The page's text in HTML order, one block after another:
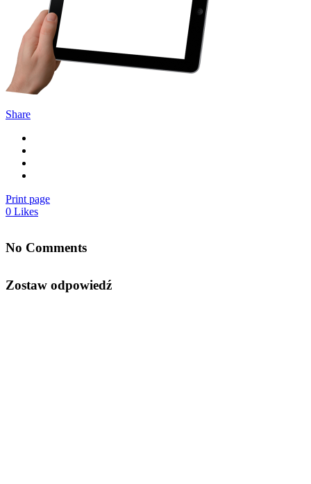
Share
Print page
0 Likes
No Comments
Zostaw odpowiedź